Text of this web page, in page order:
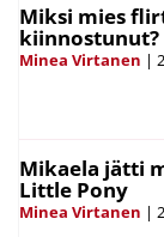
Miksi mies
kiinnostunut?
Minea Virtanen |
Mikaela jätti
Little Pony
Minea Virtanen |